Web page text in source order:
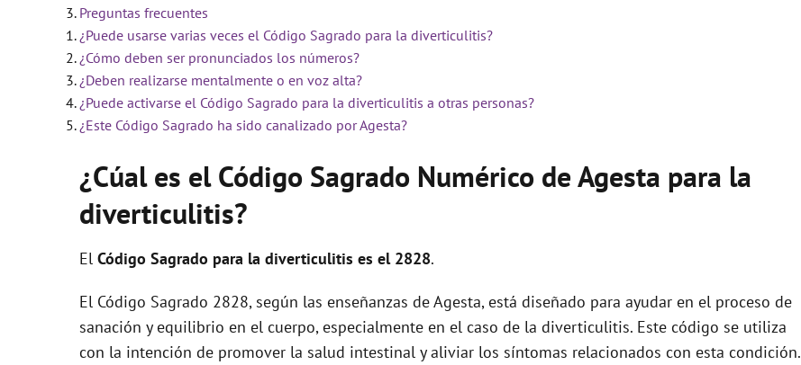
Preguntas frecuentes
¿Puede usarse varias veces el Código Sagrado para la diverticulitis?
¿Cómo deben ser pronunciados los números?
¿Deben realizarse mentalmente o en voz alta?
¿Puede activarse el Código Sagrado para la diverticulitis a otras personas?
¿Este Código Sagrado ha sido canalizado por Agesta?
¿Cúal es el Código Sagrado Numérico de Agesta para la
diverticulitis?
El Código Sagrado para la diverticulitis es el 2828.
El Código Sagrado 2828, según las enseñanzas de Agesta, está diseñado para ayudar en el proceso de
sanación y equilibrio en el cuerpo, especialmente en el caso de la diverticulitis. Este código se utiliza
con la intención de promover la salud intestinal y aliviar los síntomas relacionados con esta condición.